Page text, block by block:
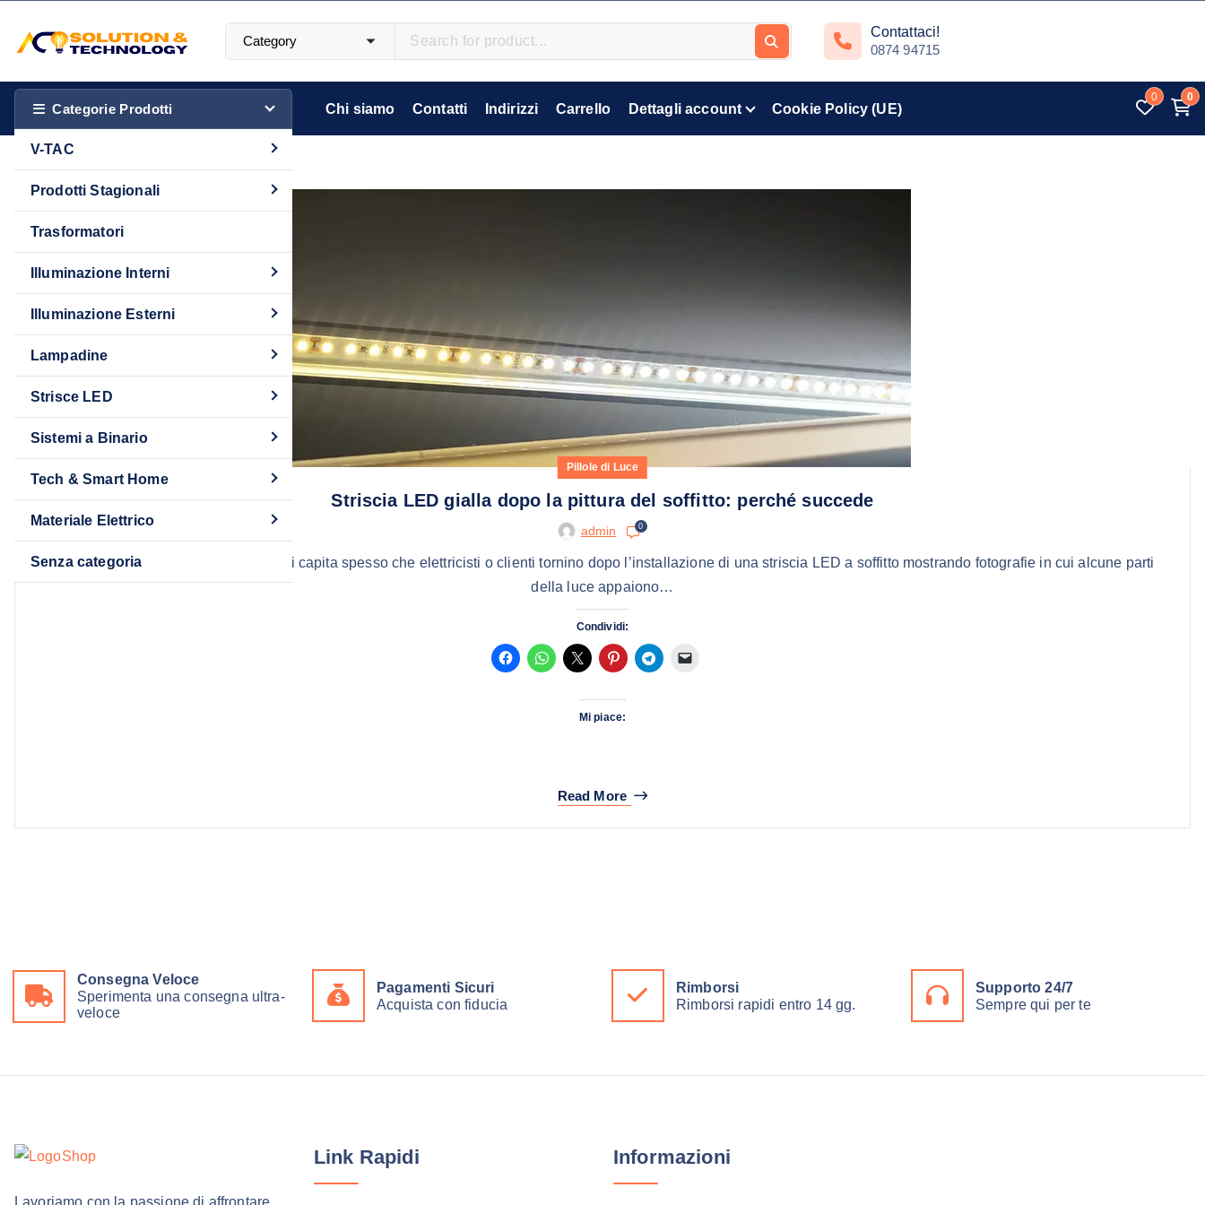
t
a
Contattaci!
0874 94715
Categorie Prodotti
V-TAC
Prodotti Stagionali
Trasformatori
Illuminazione Interni
Illuminazione Esterni
Lampadine
Strisce LED
Sistemi a Binario
Tech & Smart Home
Materiale Elettrico
Senza categoria
Chi siamo Contatti Indirizzi Carrello Dettagli account Cookie Policy (UE)
0 0
11
FEBBRAIO
Pillole di Luce
Striscia LED gialla dopo la pittura del soffitto: perché succede
admin 0
Nel nostro negozio di illuminazione ci capita spesso che elettricisti o clienti tornino dopo l’installazione di una striscia LED a soffitto mostrando fotografie in cui alcune parti
della luce appaiono…
Condividi:
Mi piace:
Read More
Consegna Veloce
Sperimenta una consegna ultra-
veloce
Pagamenti Sicuri
Acquista con fiducia
Rimborsi
Rimborsi rapidi entro 14 gg.
Supporto 24/7
Sempre qui per te
Link Rapidi Informazioni